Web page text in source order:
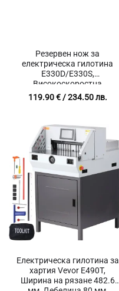
Резервен нож за
електрическа гилотина
E330D/E330S,
Високоскоростна
инструментална стомана,
Размер 585 x 44 x 6 мм
119.90€/ 234.50 лв.
Електрическа гилотина за
хартия Vevor E490T,
Ширина на рязане 482.6